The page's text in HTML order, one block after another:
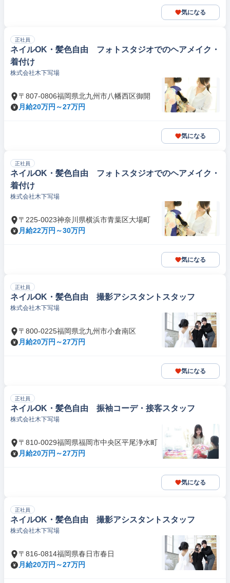
気になる
正社員
ネイルOK・髪色自由 フォトスタジオでのヘアメイク・
着付け
株式会社木下写場
〒807-0806福岡県北九州市八幡西区御開
月給20万円～27万円
気になる
正社員
ネイルOK・髪色自由 フォトスタジオでのヘアメイク・
着付け
株式会社木下写場
〒225-0023神奈川県横浜市青葉区大場町
月給22万円～30万円
気になる
正社員
ネイルOK・髪色自由 撮影アシスタントスタッフ
株式会社木下写場
〒800-0225福岡県北九州市小倉南区
月給20万円～27万円
気になる
正社員
ネイルOK・髪色自由 振袖コーデ・接客スタッフ
株式会社木下写場
〒810-0029福岡県福岡市中央区平尾浄水町
月給20万円～27万円
気になる
正社員
ネイルOK・髪色自由 撮影アシスタントスタッフ
株式会社木下写場
〒816-0814福岡県春日市春日
月給20万円～27万円